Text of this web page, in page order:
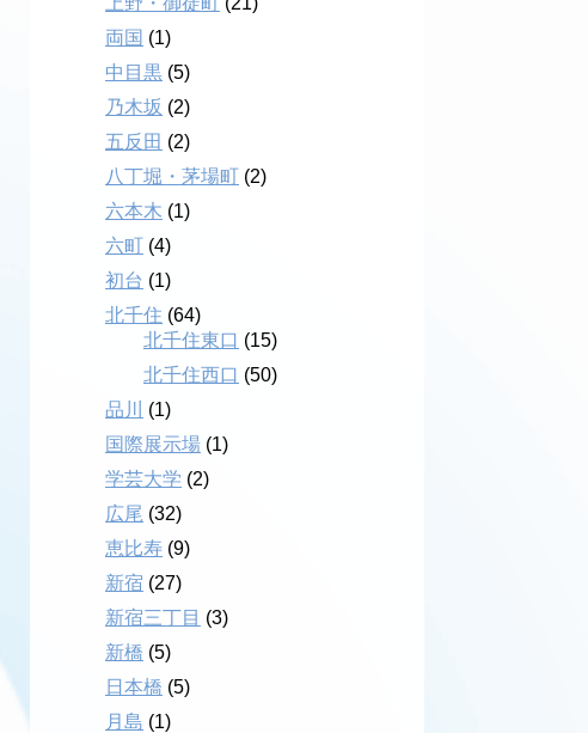
両国 (1)
中目黒 (5)
乃木坂 (2)
五反田 (2)
八丁堀・茅場町 (2)
六本木 (1)
六町 (4)
初台 (1)
北千住 (64)
北千住東口 (15)
北千住西口 (50)
品川
(1)
国際展示場 (1)
学芸大学 (2)
広尾 (32)
恵比寿 (9)
新宿 (27)
新宿三丁目 (3)
新橋 (5)
日本橋 (5)
月島 (1)